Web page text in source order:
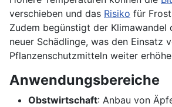
verschieben und das Risiko für
Zudem begünstigt der Klimawandel
neuer Schädlinge, was den Einsatz
Pflanzenschutzmitteln weiter
Anwendungsbereiche
Obstwirtschaft: Anbau von